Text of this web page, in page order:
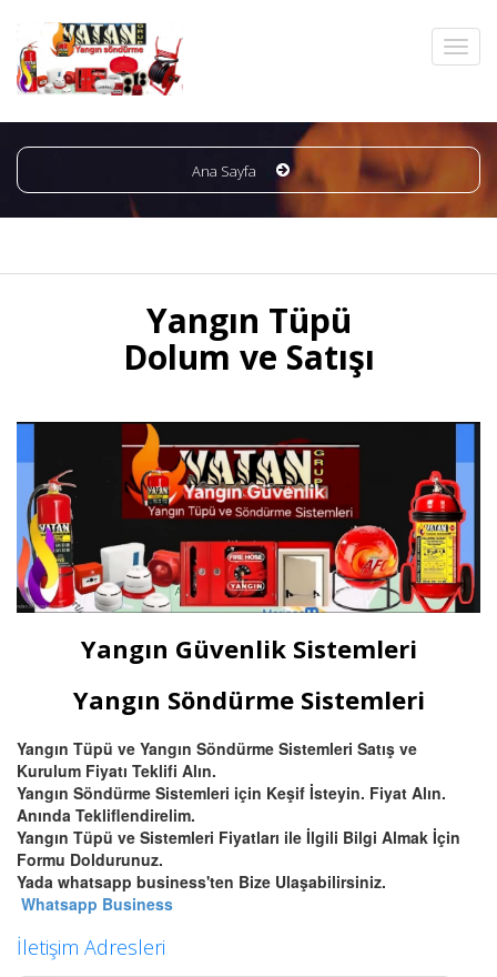
Ana Sayfa
Yangın Tüpü
Dolum ve Satışı
Yangın Güvenlik Sistemleri
Yangın Söndürme Sistemleri
Yangın Tüpü ve Yangın Söndürme Sistemleri Satış ve
Kurulum Fiyatı Teklifi Alın.
Yangın Söndürme Sistemleri için Keşif İsteyin. Fiyat Alın.
Anında Tekliflendirelim.
Yangın Tüpü ve Sistemleri Fiyatları ile İlgili Bilgi Almak İçin
Formu Doldurunuz.
Yada whatsapp business'ten Bize Ulaşabilirsiniz.
Whatsapp Business
İletişim Adresleri